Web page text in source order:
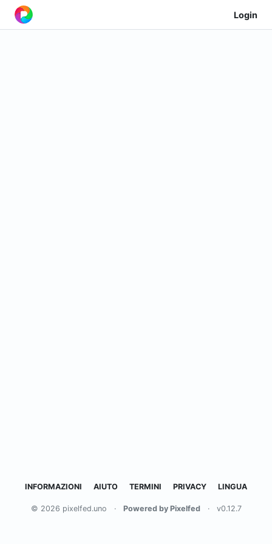
Login
INFORMAZIONI AIUTO TERMINI PRIVACY LINGUA
© 2026 pixelfed.uno · Powered by Pixelfed · v0.12.7